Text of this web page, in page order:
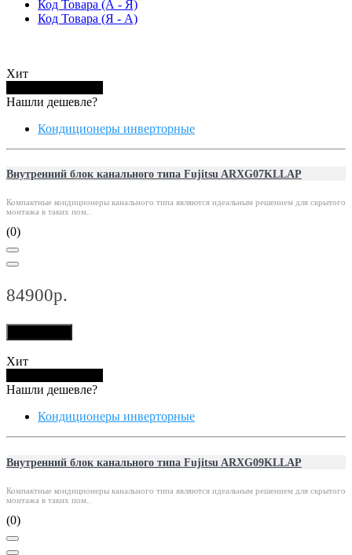
Код Товара (А - Я)
Код Товара (Я - А)
Хит
Нашли дешевле?
Кондиционеры инверторные
Внутренний блок канального типа Fujitsu ARXG07KLLAP
Компактные кондиционеры канального типа являются идеальным решением для скрытого
монтажа в таких пом..
(0)
84900р.
Хит
Нашли дешевле?
Кондиционеры инверторные
Внутренний блок канального типа Fujitsu ARXG09KLLAP
Компактные кондиционеры канального типа являются идеальным решением для скрытого
монтажа в таких пом..
(0)